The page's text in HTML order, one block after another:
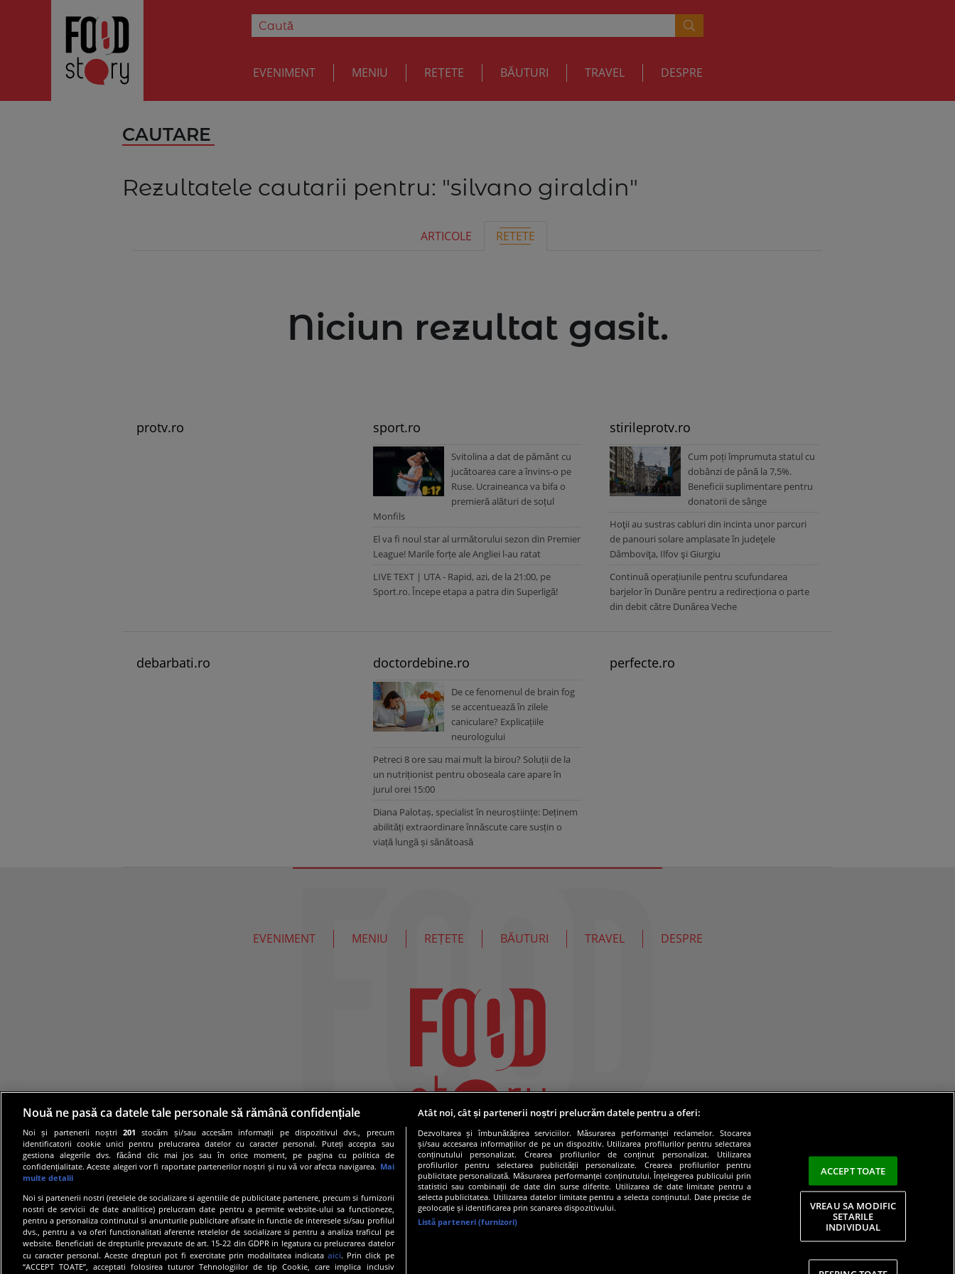
EVENIMENT MENIU REȚETE BĂUTURI TRAVEL DESPRE
CAUTARE
Rezultatele cautarii pentru: "silvano giraldin"
ARTICOLE RETETE
Niciun rezultat gasit.
protv.ro sport.ro
Svitolina a dat de pământ cu
jucătoarea care a învins-o pe
Ruse. Ucraineanca va bifa o
premieră alături de soțul
Monfils
El va fi noul star al următorului sezon din Premier
League! Marile forțe ale Angliei l-au ratat
LIVE TEXT | UTA - Rapid, azi, de la 21:00, pe
Sport.ro. Începe etapa a patra din Superligă!
stirileprotv.ro
Cum poți împrumuta statul cu
dobânzi de până la 7,5%.
Beneficii suplimentare pentru
donatorii de sânge
Hoţii au sustras cabluri din incinta unor parcuri
de panouri solare amplasate în judeţele
Dâmboviţa, Ilfov şi Giurgiu
Continuă operațiunile pentru scufundarea
barjelor în Dunăre pentru a redirecționa o parte
din debit către Dunărea Veche
debarbati.ro doctordebine.ro
De ce fenomenul de brain fog
se accentuează în zilele
caniculare? Explicațiile
neurologului
Petreci 8 ore sau mai mult la birou? Soluții de la
un nutriționist pentru oboseala care apare în
jurul orei 15:00
Diana Palotaș, specialist în neuroștiințe: Deținem
abilități extraordinare înnăscute care susțin o
viață lungă și sănătoasă
perfecte.ro
EVENIMENT MENIU REȚETE BĂUTURI TRAVEL DESPRE
© 2019 PRO TV S.R.L |
Nouă ne pasă ca datele tale personale să rămână confidențiale
Noi și partenerii noștri201 stocăm și/sau accesăm informații pe dispozitivul dvs., precum
identificatorii cookie unici pentru prelucrarea datelor cu caracter personal. Puteți accepta sau
gestiona alegerile dvs. făcând clic mai jos sau în orice moment, pe pagina cu politica de
confidențialitate. Aceste alegeri vor fi raportate partenerilor noștri și nu vă vor afecta navigarea. Mai
multe detalii
Noi si partenerii nostri (retelele de socializare si agentiile de publicitate partenere, precum si furnizorii
nostri de servicii de date analitice) prelucram date pentru a permite website-ului sa functioneze,
pentru a personaliza continutul si anunturile publicitare afisate in functie de interesele si/sau profilul
dvs., pentru a va oferi functionalitati aferente retelelor de socializare si pentru a analiza traficul pe
website. Beneficiati de drepturile prevazute de art. 15-22 din GDPR in legatura cu prelucrarea datelor
cu caracter personal. Aceste drepturi pot fi exercitate prin modalitatea indicataaici. Prin click pe
“ACCEPT TOATE”, acceptati folosirea tuturor Tehnologiilor de tip Cookie, care implica inclusiv
Atât noi, cât și partenerii noștri prelucrăm datele pentru a oferi:
Dezvoltarea și îmbunătățirea serviciilor. Măsurarea performanței reclamelor. Stocarea
și/sau accesarea informațiilor de pe un dispozitiv. Utilizarea profilurilor pentru selectarea
conținutului personalizat. Crearea profilurilor de conținut personalizat. Utilizarea
profilurilor pentru selectarea publicității personalizate. Crearea profilurilor pentru
publicitate personalizată. Măsurarea performanței conținutului. Înțelegerea publicului prin
statistici sau combinații de date din surse diferite. Utilizarea de date limitate pentru a
selecta publicitatea. Utilizarea datelor limitate pentru a selecta conținutul. Date precise de
geolocație și identificarea prin scanarea dispozitivului.
Listă parteneri (furnizori)
ACCEPT TOATE
VREAU SA MODIFIC
SETARILE
INDIVIDUAL